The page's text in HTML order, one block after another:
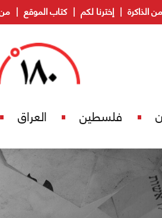
من الذاكرة إخترنا لكم كتاب الموقع
فلسطين العراق